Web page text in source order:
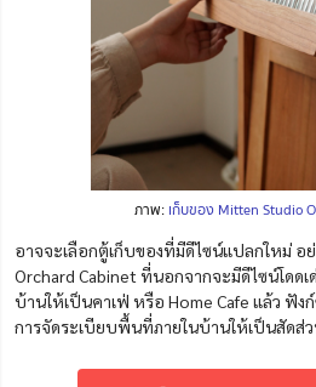
ภาพ: เก็บของ Mitten Studio
อาจจะเลือกตู้เก็บของที่มีดีไซน์แปลกใหม่ อย่
Orchard Cabinet ที่นอกจากจะมีดีไซน์โดด
บ้านให้เป็นคาเฟ่ หรือ Home Cafe แล้ว ฟัง
การจัดระเบียบพื้นที่ภายในบ้านให้เป็นสัดส่